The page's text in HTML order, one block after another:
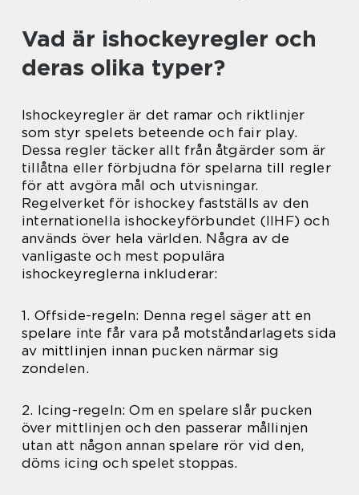
Vad är ishockeyregler och
deras olika typer?
Ishockeyregler är det ramar och riktlinjer
som styr spelets beteende och fair play.
Dessa regler täcker allt från åtgärder som är
tillåtna eller förbjudna för spelarna till regler
för att avgöra mål och utvisningar.
Regelverket för ishockey fastställs av den
internationella ishockeyförbundet (IIHF) och
används över hela världen. Några av de
vanligaste och mest populära
ishockeyreglerna inkluderar:
1. Offside-regeln: Denna regel säger att en
spelare inte får vara på motståndarlagets sida
av mittlinjen innan pucken närmar sig
zondelen.
2. Icing-regeln: Om en spelare slår pucken
över mittlinjen och den passerar mållinjen
utan att någon annan spelare rör vid den,
döms icing och spelet stoppas.